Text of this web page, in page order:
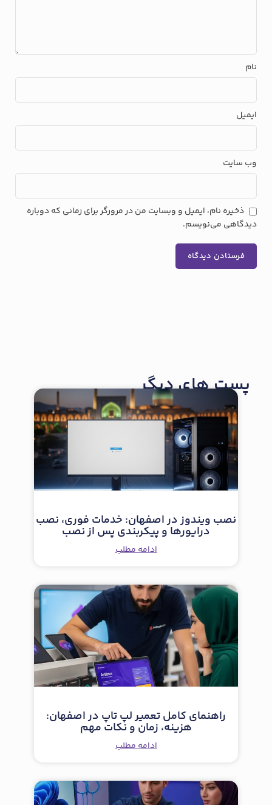
نام
ایمیل
وب‌ سایت
ذخیره نام، ایمیل و وبسایت من در مرورگر برای زمانی که دوباره
دیدگاهی می‌نویسم.
پست های دیگر
نصب ویندوز در اصفهان: خدمات فوری، نصب
درایورها و پیکربندی پس از نصب
ادامه مطلب
راهنمای کامل تعمیر لپ تاپ در اصفهان:
هزینه، زمان و نکات مهم
ادامه مطلب